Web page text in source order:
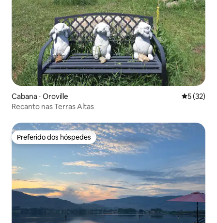
Cabana ⋅ Oroville 5 de uma
5 (32)
Recanto nas Terras Altas
Preferido dos hóspedes
Preferido dos hóspedes